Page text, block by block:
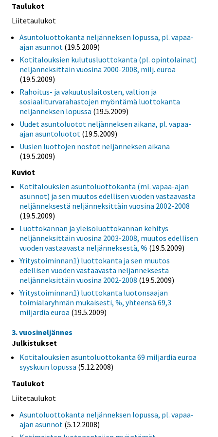
Taulukot
Liitetaulukot
Asuntoluottokanta neljänneksen lopussa, pl. vapaa-
ajan asunnot (19.5.2009)
Kotitalouksien kulutusluottokanta (pl. opintolainat)
neljänneksittäin vuosina 2000-2008, milj. euroa
(19.5.2009)
Rahoitus- ja vakuutuslaitosten, valtion ja
sosiaaliturvarahastojen myöntämä luottokanta
neljänneksen lopussa (19.5.2009)
Uudet asuntoluotot neljänneksen aikana, pl. vapaa-
ajan asuntoluotot (19.5.2009)
Uusien luottojen nostot neljänneksen aikana
(19.5.2009)
Kuviot
Kotitalouksien asuntoluottokanta (ml. vapaa-ajan
asunnot) ja sen muutos edellisen vuoden vastaavasta
neljänneksestä neljänneksittäin vuosina 2002-2008
(19.5.2009)
Luottokannan ja yleisöluottokannan kehitys
neljänneksittäin vuosina 2003-2008, muutos edellisen
vuoden vastaavasta neljänneksestä, % (19.5.2009)
Yritystoiminnan1) luottokanta ja sen muutos
edellisen vuoden vastaavasta neljänneksestä
neljänneksittäin vuosina 2002-2008 (19.5.2009)
Yritystoiminnan1) luottokanta luotonsaajan
toimialaryhmän mukaisesti, %, yhteensä 69,3
miljardia euroa (19.5.2009)
3. vuosineljännes
Julkistukset
Kotitalouksien asuntoluottokanta 69 miljardia euroa
syyskuun lopussa (5.12.2008)
Taulukot
Liitetaulukot
Asuntoluottokanta neljänneksen lopussa, pl. vapaa-
ajan asunnot (5.12.2008)